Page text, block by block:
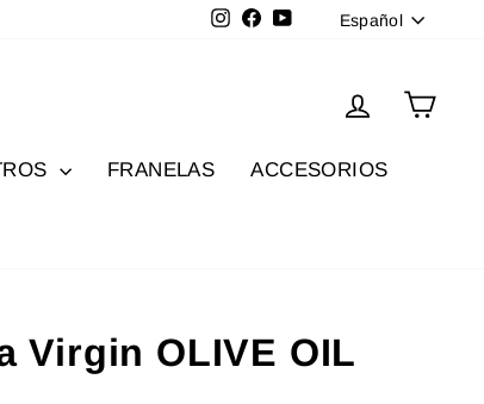
Instagram
Facebook
YouTubeIdioma
Español
Ingresar
FRANELAS ACCESORIOS
Virgin OLIVE OIL